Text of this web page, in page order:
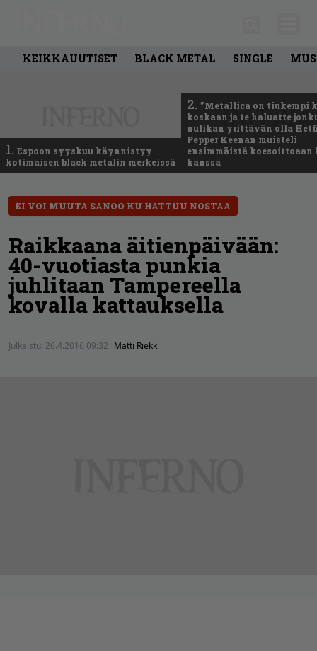
KEIKKAUUTISET BLACK METAL SINGLE
1. Espoon syyskuu käynnistyy
kotimaisen black metalin merkeissä
2. ”Metallica on tiukempi
koskaan ja te haluatte
nulikan yrittävän olla
Pepper Keenan muisteli
ensimmäistä
kanssa
EI VOI MUUTA SANOO KU HATTUU NOSTAA
Raikkaana äitienpäivään:
40-vuotiasta punkia
juhlitaan Tampereella
kovalla kattauksella
Julkaistu: 26.4.2016 09:32 Matti Riekki